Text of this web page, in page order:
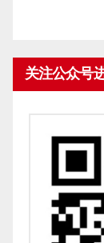
关注公众号